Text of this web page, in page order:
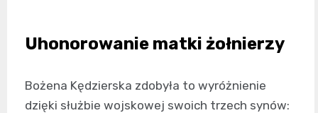
Uhonorowanie matki żołnierzy
Bożena Kędzierska zdobyła to wyróżnienie
dzięki służbie wojskowej swoich trzech synów: